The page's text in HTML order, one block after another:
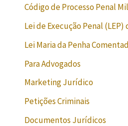
Código de Processo Penal
Lei de Execução Penal
Lei Maria da Penha
Para Advogados
Marketing Jurídico
Petições Criminais
Documentos Jurídicos